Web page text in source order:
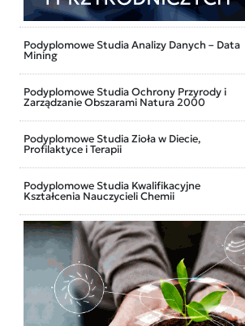
Podyplomowe Studia Analizy Danych – Data
Mining
Podyplomowe Studia Ochrony Przyrody i
Zarządzanie Obszarami Natura 2000
Podyplomowe Studia Zioła w Diecie,
Profilaktyce i Terapii
Podyplomowe Studia Kwalifikacyjne
Kształcenia Nauczycieli Chemii